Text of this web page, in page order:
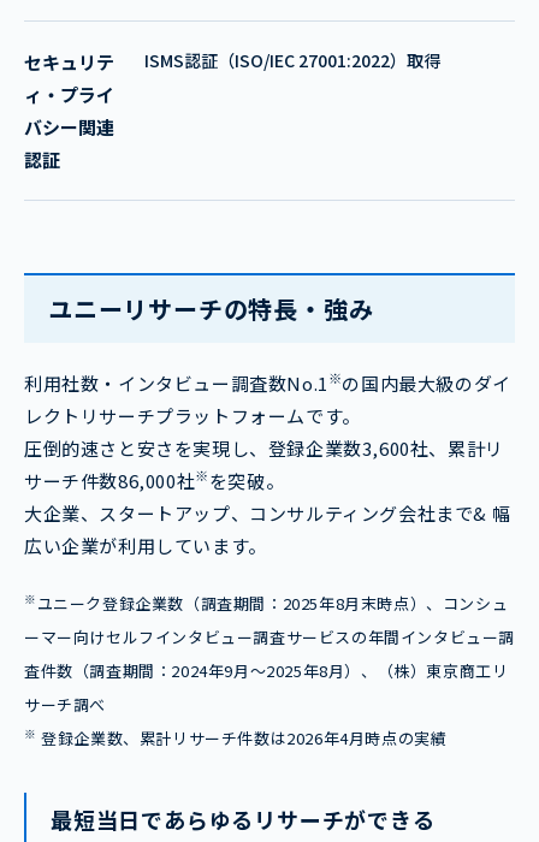
セキュリテ
ィ・プライ
バシー関連
認証
ISMS認証（ISO/IEC 27001:2022）取得
ユニーリサーチの特長・強み
利用社数・インタビュー調査数No.1※の国内最大級のダイ
レクトリサーチプラットフォームです。
圧倒的速さと安さを実現し、登録企業数3,600社、累計リ
サーチ件数86,000社※を突破。
大企業、スタートアップ、コンサルティング会社まで& 幅
広い企業が利用しています。
※ ユニーク登録企業数（調査期間：2025年8月末時点）、コンシュ
ーマー向けセルフインタビュー調査サービスの年間インタビュー調
査件数（調査期間：2024年9月～2025年8月）、（株）東京商工リ
サーチ調べ
※ 登録企業数、累計リサーチ件数は2026年4月時点の実績
最短当日であらゆるリサーチができる